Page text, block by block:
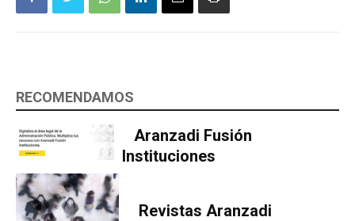
RECOMENDAMOS
Aranzadi Fusión
Instituciones
Revistas Aranzadi